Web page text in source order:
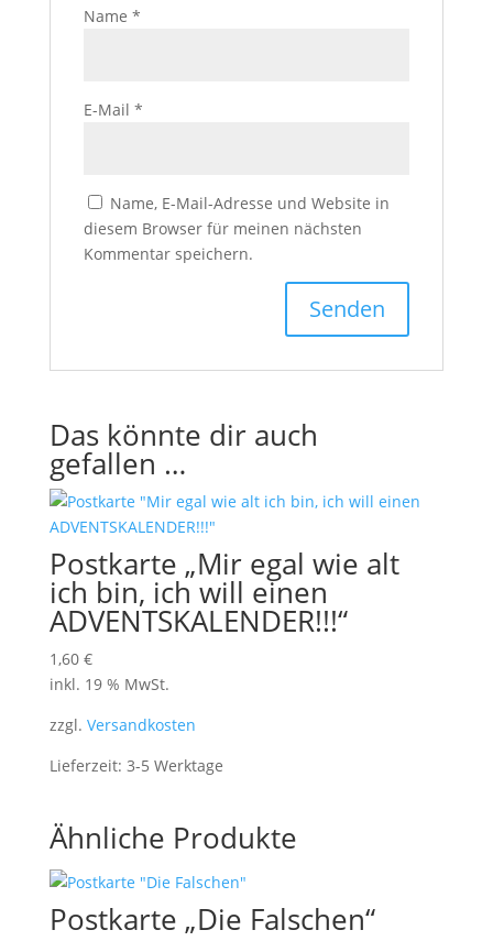
Name *
E-Mail *
Name, E-Mail-Adresse und Website in
diesem Browser für meinen nächsten
Kommentar speichern.
Das könnte dir auch
gefallen …
Postkarte „Mir egal wie alt
ich bin, ich will einen
ADVENTSKALENDER!!!“
1,60 €
inkl. 19 % MwSt.
zzgl. Versandkosten
Lieferzeit: 3-5 Werktage
Ähnliche Produkte
Postkarte „Die Falschen“